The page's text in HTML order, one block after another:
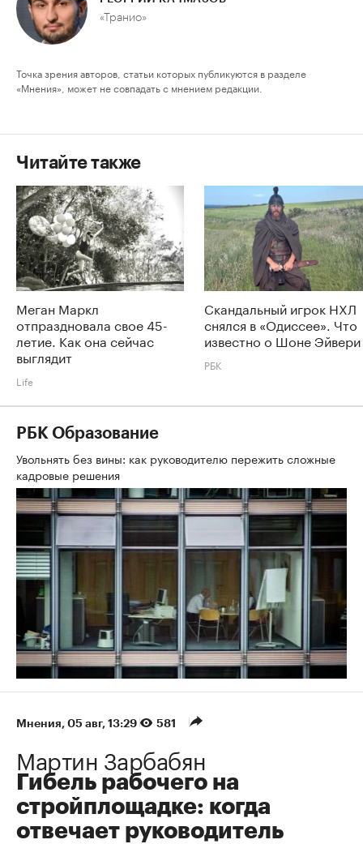
«Транио»
Точка зрения авторов, статьи которых публикуются в разделе
«Мнения», может не совпадать с мнением редакции.
Читайте также
Меган Маркл
отпраздновала свое 45-
летие. Как она сейчас
выглядит
Life
Скандальный игрок НХЛ
снялся в «Одиссее». Что
известно о Шоне Эйвери
РБК
РБК Образование
Увольнять без вины: как руководителю пережить сложные
кадровые решения
Мнения⁠, 05 авг, 13:29 581
Мартин Зарбабян
Гибель рабочего на
стройплощадке: когда
отвечает руководитель